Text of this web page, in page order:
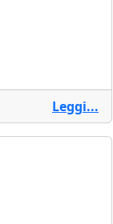
Leggi...